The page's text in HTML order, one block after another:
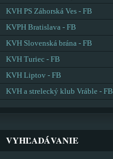
KVH PS Záhorská Ves - FB
KVPH Bratislava - FB
KVH Slovenská brána - FB
KVH Turiec - FB
KVH Liptov - FB
KVH a strelecký klub Vráble - FB
VYHĽADÁVANIE